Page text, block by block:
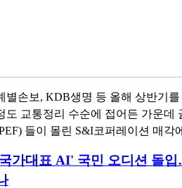
별손보, KDB생명 등 올해 상반기
도 교통정리 수순에 접어든 가운데
들이 몰린 S&I코퍼레이션 매각
가대표 AI' 국민 오디션 돌